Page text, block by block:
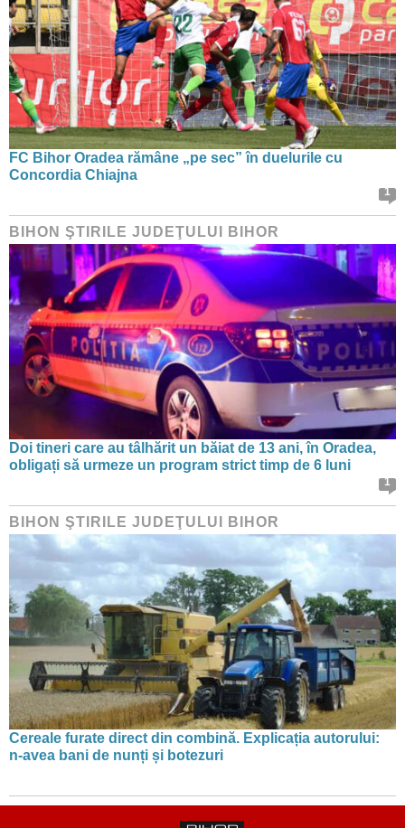
FC Bihor Oradea rămâne „pe sec” în duelurile cu
Concordia Chiajna
1
BIHON ŞTIRILE JUDEŢULUI BIHOR
Doi tineri care au tâlhărit un băiat de 13 ani, în Oradea,
obligați să urmeze un program strict timp de 6 luni
1
BIHON ŞTIRILE JUDEŢULUI BIHOR
Cereale furate direct din combină. Explicația autorului:
n-avea bani de nunți și botezuri